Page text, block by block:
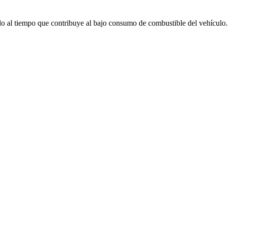
al tiempo que contribuye al bajo consumo de combustible del vehículo.